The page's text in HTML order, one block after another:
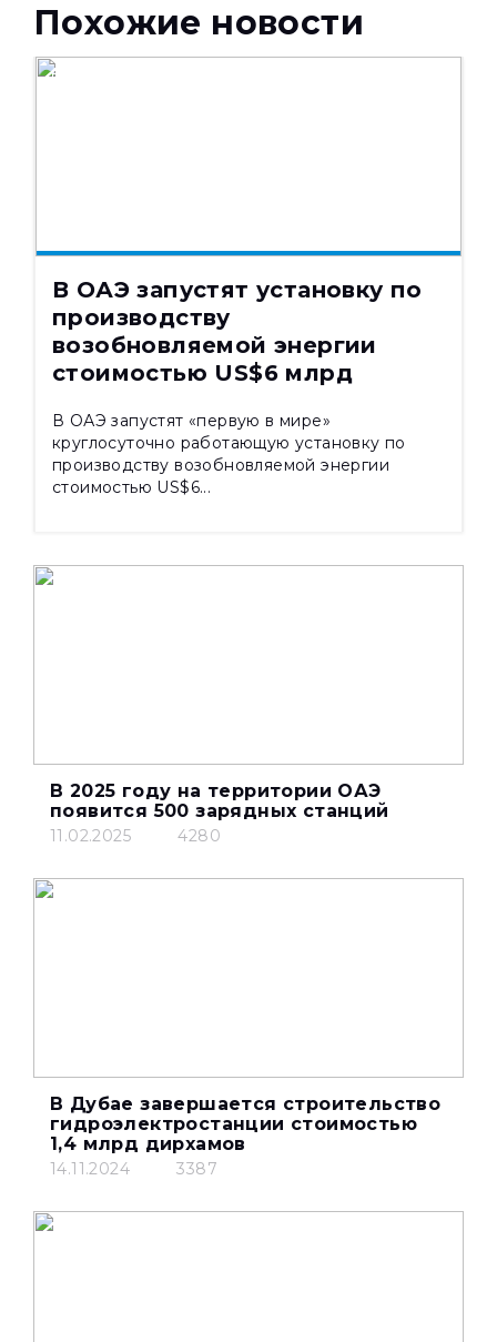
Похожие новости
В ОАЭ запустят установку по
производству
возобновляемой энергии
стоимостью US$6 млрд
В ОАЭ запустят «первую в мире»
круглосуточно работающую установку по
производству возобновляемой энергии
стоимостью US$6...
В 2025 году на территории ОАЭ
появится 500 зарядных станций
11.02.2025 4280
В Дубае завершается строительство
гидроэлектростанции стоимостью
1,4 млрд дирхамов
14.11.2024 3387